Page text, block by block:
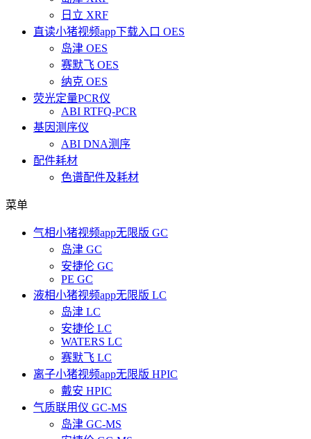
日立 XRF
直读小猪视频app下载入口 OES
岛津 OES
赛默飞 OES
纳克 OES
荧光定量PCR仪
ABI RTFQ-PCR
基因测序仪
ABI DNA测序
配件耗材
色谱配件及耗材
菜单
气相小猪视频app无限版 GC
岛津 GC
安捷伦 GC
PE GC
液相小猪视频app无限版 LC
岛津 LC
安捷伦 LC
WATERS LC
赛默飞 LC
离子小猪视频app无限版 HPIC
戴安 HPIC
气质联用仪 GC-MS
岛津 GC-MS